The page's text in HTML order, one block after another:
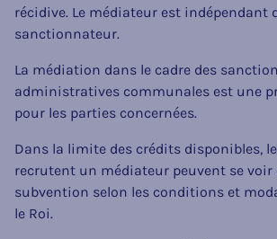
récidive. Le médiateur est
sanctionnateur.
La médiation dans le cadre des
administratives communales est une
pour les parties concernées.
Dans la limite des crédits disponibles,
recrutent un médiateur peuvent se voir
subvention selon les conditions et
le Roi.